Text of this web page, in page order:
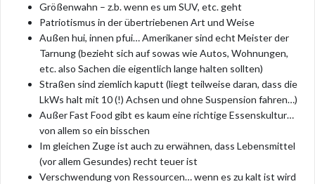
Größenwahn – z.b. wenn es um SUV, etc. geht
Patriotismus in der übertriebenen Art und Weise
Außen hui, innen pfui… Amerikaner sind echt Meister der
Tarnung (bezieht sich auf sowas wie Autos, Wohnungen,
etc. also Sachen die eigentlich lange halten sollten)
Straßen sind ziemlich kaputt (liegt teilweise daran, dass die
LkWs halt mit 10 (!) Achsen und ohne Suspension fahren…)
Außer Fast Food gibt es kaum eine richtige Essenskultur…
von allem so ein bisschen
Im gleichen Zuge ist auch zu erwähnen, dass Lebensmittel
(vor allem Gesundes) recht teuer ist
Verschwendung von Ressourcen… wenn es zu kalt ist wird